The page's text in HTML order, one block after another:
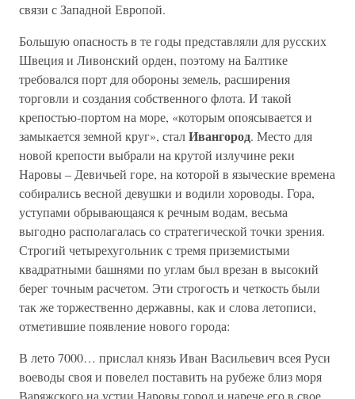
связи с Западной Европой.
Большую опасность в те годы представляли для русских
Швеция и Ливонский орден, поэтому на Балтике
требовался порт для обороны земель, расширения
торговли и создания собственного флота. И такой
крепостью-портом на море, «которым опоясывается и
замыкается земной круг», сталИвангород. Место для
новой крепости выбрали на крутой излучине реки
Наровы – Девичьей горе, на которой в языческие времена
собирались весной девушки и водили хороводы. Гора,
уступами обрывающаяся к речным водам, весьма
выгодно располагалась со стратегической точки зрения.
Строгий четырехугольник с тремя приземистыми
квадратными башнями по углам был врезан в высокий
берег точным расчетом. Эти строгость и четкость были
так же торжественно державны, как и слова летописи,
отметившие появление нового города:
В лето 7000… прислал князь Иван Васильевич всея Руси
воеводы своя и повелел поставить на рубеже близ моря
Варяжского на устии Наровы город и нарече его в свое